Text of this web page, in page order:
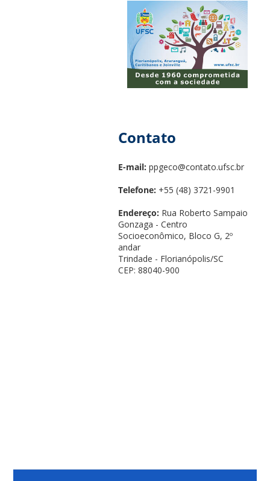
Contato
E-mail: ppgeco@contato.ufsc.br
Telefone: +55 (48) 3721-9901
Endereço: Rua Roberto Sampaio
Gonzaga - Centro
Socioeconômico, Bloco G, 2º
andar
Trindade - Florianópolis/SC
CEP: 88040-900